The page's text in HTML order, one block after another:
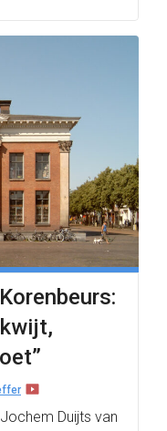
Duijts van